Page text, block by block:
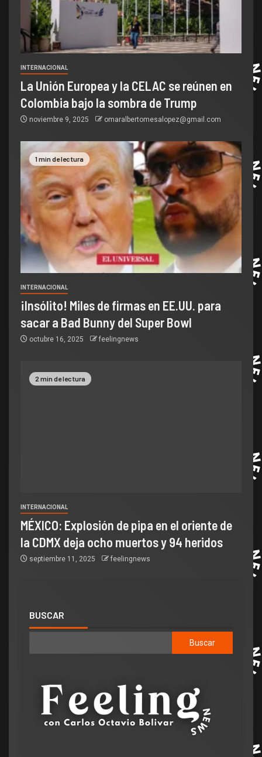
INTERNACIONAL
La Unión Europea y la CELAC se reúnen en
Colombia bajo la sombra de Trump
noviembre 9, 2025 omaralbertomesalopez@gmail.com
1 min de lectura
INTERNACIONAL
¡Insólito! Miles de firmas en EE.UU. para
sacar a Bad Bunny del Super Bowl
octubre 16, 2025 feelingnews
2 min de lectura
INTERNACIONAL
MÉXICO: Explosión de pipa en el oriente de
la CDMX deja ocho muertos y 94 heridos
septiembre 11, 2025 feelingnews
BUSCAR
Buscar